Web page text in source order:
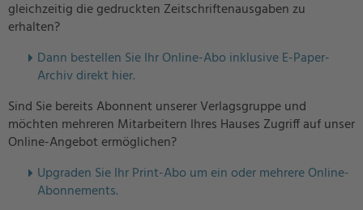
gleichzeitig die gedruckten Zeitschriftenausgaben zu
erhalten?
Dann bestellen Sie Ihr Online-Abo inklusive E-Paper-
Archiv direkt hier.
Sind Sie bereits Abonnent unserer Verlagsgruppe und
möchten mehreren Mitarbeitern Ihres Hauses Zugriff auf unser
Online-Angebot ermöglichen?
Upgraden Sie Ihr Print-Abo um ein oder mehrere Online-
Abonnements.